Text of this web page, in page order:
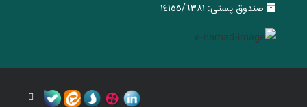
صندوق پستی: ١٤١٥٥/٦٣٨١